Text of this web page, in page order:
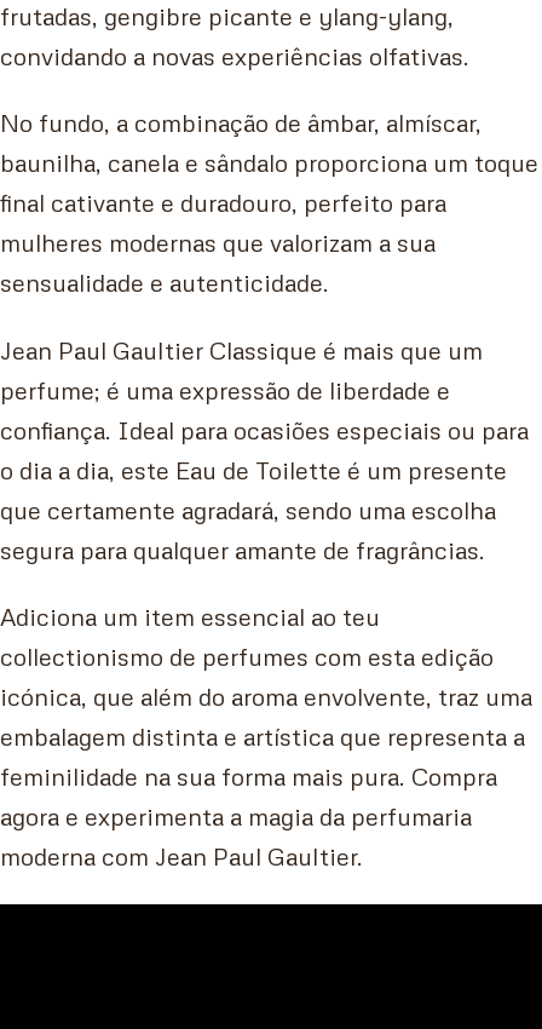
frutadas, gengibre picante e ylang-ylang,
convidando a novas experiências olfativas.
No fundo, a combinação de âmbar, almíscar,
baunilha, canela e sândalo proporciona um toque
final cativante e duradouro, perfeito para
mulheres modernas que valorizam a sua
sensualidade e autenticidade.
Jean Paul Gaultier Classique é mais que um
perfume; é uma expressão de liberdade e
confiança. Ideal para ocasiões especiais ou para
o dia a dia, este Eau de Toilette é um presente
que certamente agradará, sendo uma escolha
segura para qualquer amante de fragrâncias.
Adiciona um item essencial ao teu
collectionismo de perfumes com esta edição
icónica, que além do aroma envolvente, traz uma
embalagem distinta e artística que representa a
feminilidade na sua forma mais pura. Compra
agora e experimenta a magia da perfumaria
moderna com Jean Paul Gaultier.